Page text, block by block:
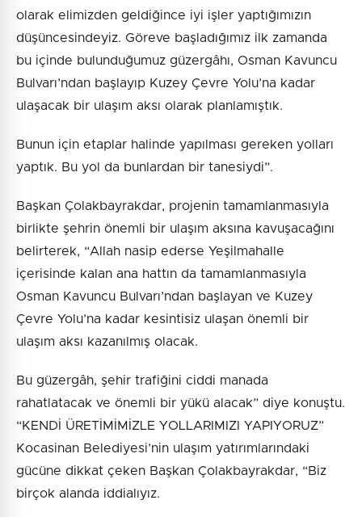
olarak elimizden geldiğince iyi işler yaptığımızın
düşüncesindeyiz. Göreve başladığımız ilk zamanda
bu içinde bulunduğumuz güzergâhı, Osman Kavuncu
Bulvarı’ndan başlayıp Kuzey Çevre Yolu’na kadar
ulaşacak bir ulaşım aksı olarak planlamıştık.
Bunun için etaplar halinde yapılması gereken yolları
yaptık. Bu yol da bunlardan bir tanesiydi”.
Başkan Çolakbayrakdar, projenin tamamlanmasıyla
birlikte şehrin önemli bir ulaşım aksına kavuşacağını
belirterek, “Allah nasip ederse Yeşilmahalle
içerisinde kalan ana hattın da tamamlanmasıyla
Osman Kavuncu Bulvarı’ndan başlayan ve Kuzey
Çevre Yolu’na kadar kesintisiz ulaşan önemli bir
ulaşım aksı kazanılmış olacak.
Bu güzergâh, şehir trafiğini ciddi manada
rahatlatacak ve önemli bir yükü alacak” diye konuştu.
“KENDİ ÜRETİMİMİZLE YOLLARIMIZI YAPIYORUZ”
Kocasinan Belediyesi’nin ulaşım yatırımlarındaki
gücüne dikkat çeken Başkan Çolakbayrakdar, “Biz
birçok alanda iddialıyız.